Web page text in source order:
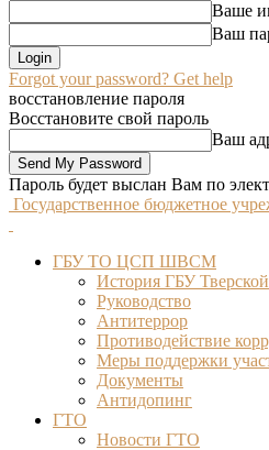
Ваше
Ваш
Forgot your password? Get help
восстановление пароля
Восстановите свой пароль
Ваш
Пароль будет выслан Вам по
Государственное бюджетное
ГБУ ТО ЦСП ШВСМ
История ГБУ
Руководство
Антитеррор
Противодействие
Меры поддержки
Документы
Антидопинг
ГТО
Новости ГТО